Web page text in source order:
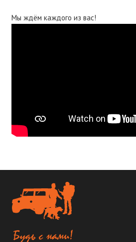
Мы ждём каждого из вас!